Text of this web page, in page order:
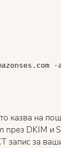
казва на
през DKIM и
запис за